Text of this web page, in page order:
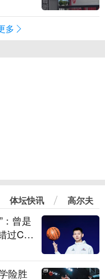
多
体坛快讯 高尔夫
曾是
过CB
险胜